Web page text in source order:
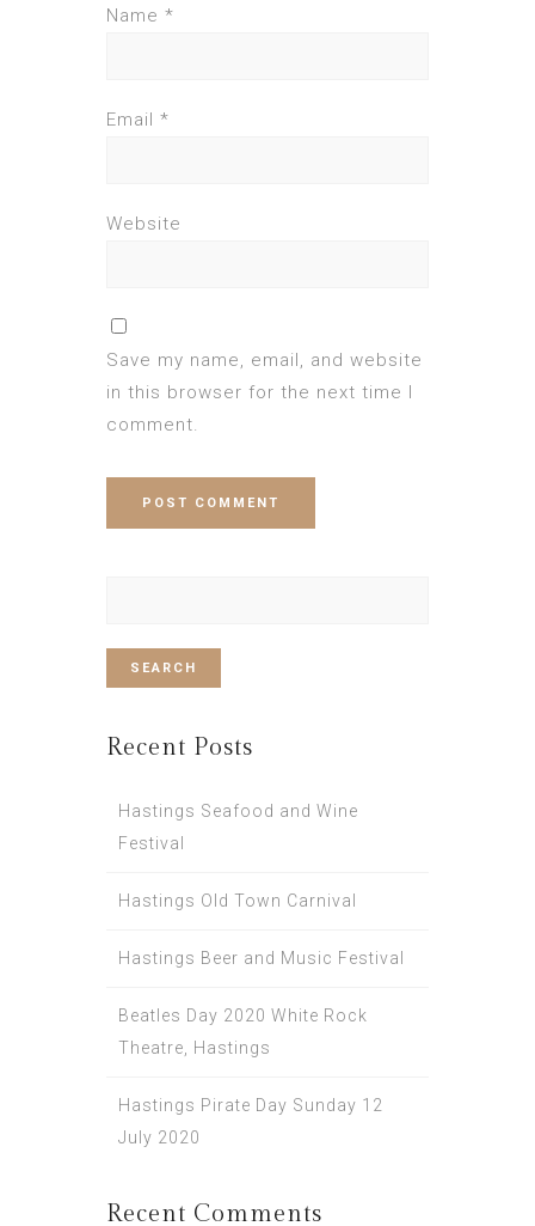
Name *
Email *
Website
Save my name, email, and website
in this browser for the next time I
comment.
Recent Posts
Hastings Seafood and Wine
Festival
Hastings Old Town Carnival
Hastings Beer and Music Festival
Beatles Day 2020 White Rock
Theatre, Hastings
Hastings Pirate Day Sunday 12
July 2020
Recent Comments